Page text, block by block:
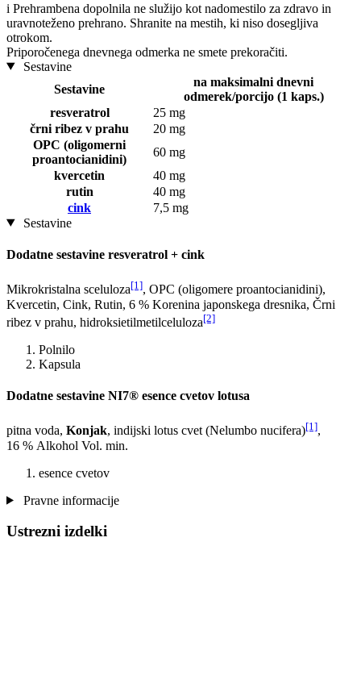
i Prehrambena dopolnila ne služijo kot nadomestilo za zdravo in
uravnoteženo prehrano. Shranite na mestih, ki niso dosegljiva
otrokom.
Priporočenega dnevnega odmerka ne smete prekoračiti.
Sestavine
Sestavine
na maksimalni dnevni
odmerek/porcijo (1 kaps.)
resveratrol
25 mg
črni ribez v prahu
20 mg
OPC (oligomerni
proantocianidini)
60 mg
kvercetin
40 mg
rutin
40 mg
cink
7,5 mg
Sestavine
Dodatne sestavine resveratrol + cink
Mikrokristalna sceluloza[1], OPC (oligomere proantocianidini),
Kvercetin, Cink, Rutin, 6 % Korenina japonskega dresnika, Črni
ribez v prahu, hidroksietilmetilceluloza[2]
Polnilo
Kapsula
Dodatne sestavine NI7® esence cvetov lotusa
pitna voda, Konjak, indijski lotus cvet (Nelumbo nucifera)[1],
16 % Alkohol Vol. min.
esence cvetov
Pravne informacije
Ustrezni izdelki